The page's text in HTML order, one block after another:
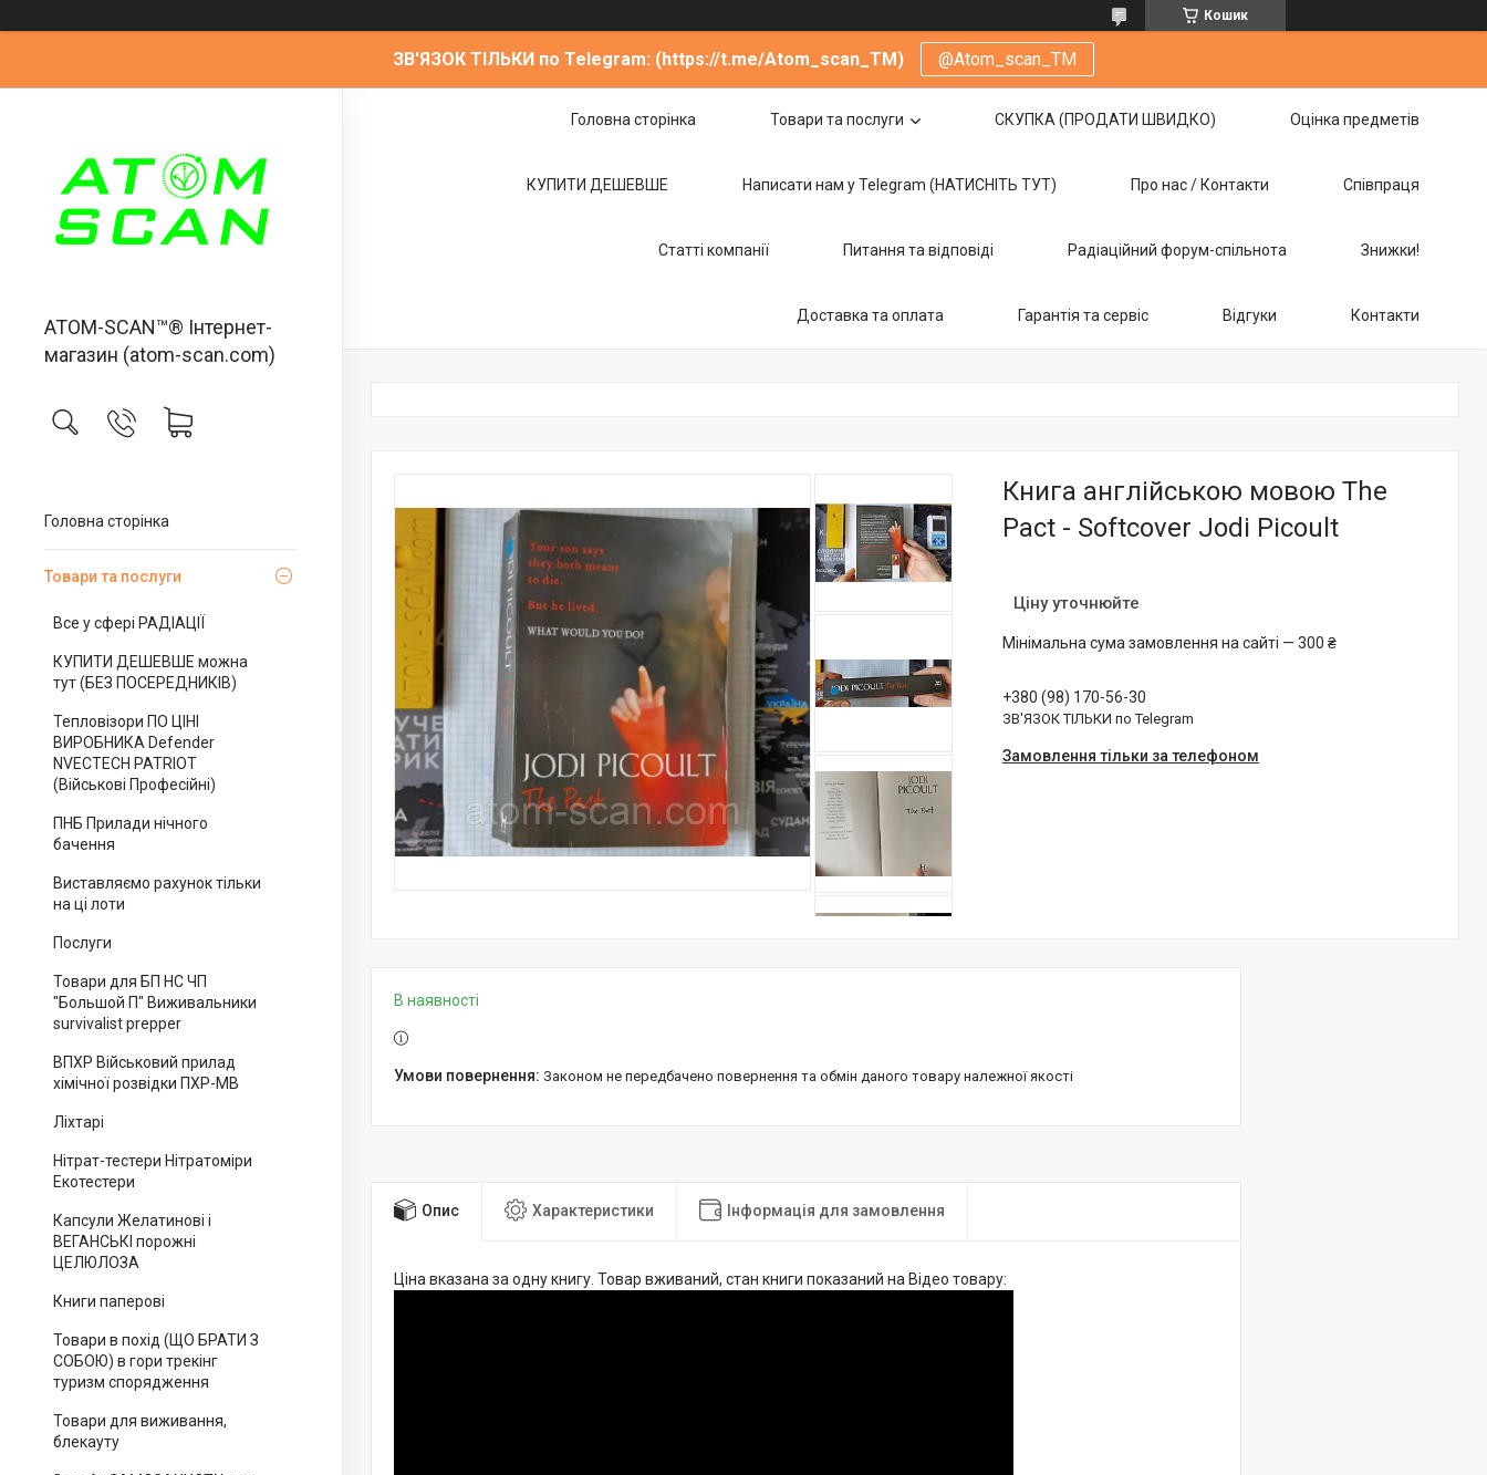
Кошик
ЗВ'ЯЗОК ТІЛЬКИ по Telegram: (https://t.me/Atom_scan_TM) @Atom_scan_TM
ATOM-SCAN™® Інтернет-
магазин (atom-scan.com)
Головна сторінка
Товари та послуги
Все у сфері РАДІАЦІЇ
КУПИТИ ДЕШЕВШЕ можна
тут (БЕЗ ПОСЕРЕДНИКІВ)
Тепловізори ПО ЦІНІ
ВИРОБНИКА Defender
NVECTECH PATRIOT
(Військові Професійні)
ПНБ Прилади нічного
бачення
Виставляємо рахунок тільки
на ці лоти
Послуги
Товари для БП НС ЧП
"Большой П" Виживальники
survivalist prepper
ВПХР Військовий прилад
хімічної розвідки ПХР-МВ
Ліхтарі
Нітрат-тестери Нітратоміри
Екотестери
Капсули Желатинові і
ВЕГАНСЬКІ порожні
ЦЕЛЮЛОЗА
Книги паперові
Товари в похід (ЩО БРАТИ З
СОБОЮ) в гори трекінг
туризм спорядження
Товари для виживання,
блекауту
Головна сторінка Товари та послуги СКУПКА (ПРОДАТИ ШВИДКО) Оцінка предметів
КУПИТИ ДЕШЕВШЕ Написати нам у Telegram (НАТИСНІТЬ ТУТ) Про нас / Контакти Співпраця
Статті компанії Питання та відповіді Радіаційний форум-спільнота Знижки!
Доставка та оплата Гарантія та сервіс Відгуки Контакти
Книга англійською мовою The
Pact - Softcover Jodi Picoult
Ціну уточнюйте
Мінімальна сума замовлення на сайті — 300 ₴
+380 (98) 170-56-30
ЗВ'ЯЗОК ТІЛЬКИ по Telegram
Замовлення тільки за телефоном
В наявності
Законом не передбачено повернення та обмін даного товару належної якості
Опис Характеристики Інформація для замовлення
Ціна вказана за одну книгу. Товар вживаний, стан книги показаний на Відео товару: